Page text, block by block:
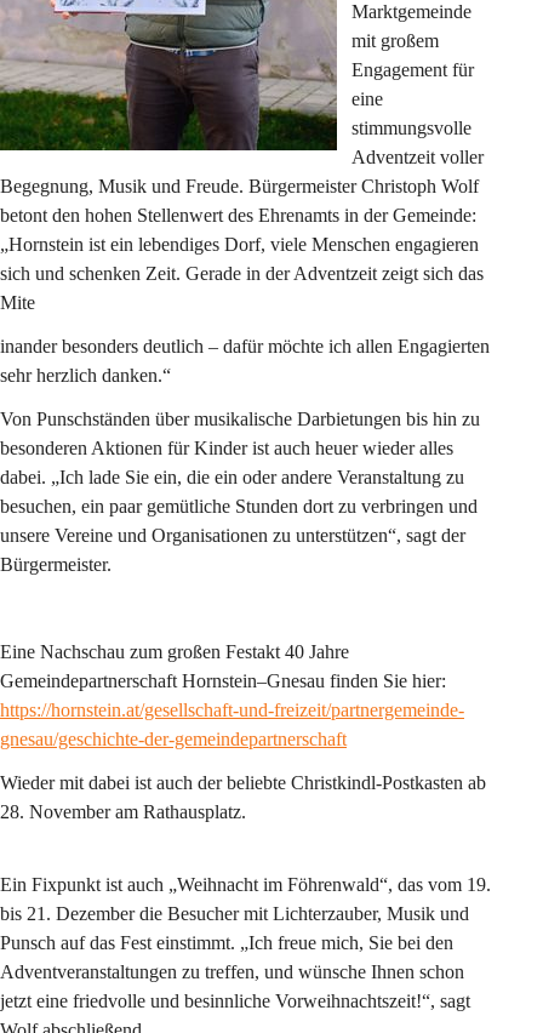
Marktgemeinde
mit großem
Engagement für
eine
stimmungsvolle
Adventzeit voller
Begegnung, Musik und Freude. Bürgermeister Christoph Wolf
betont den hohen Stellenwert des Ehrenamts in der Gemeinde:
„Hornstein ist ein lebendiges Dorf, viele Menschen engagieren
sich und schenken Zeit. Gerade in der Adventzeit zeigt sich das
Mite
inander besonders deutlich – dafür möchte ich allen Engagierten
sehr herzlich danken.“
Von Punschständen über musikalische Darbietungen bis hin zu
besonderen Aktionen für Kinder ist auch heuer wieder alles
dabei. „Ich lade Sie ein, die ein oder andere Veranstaltung zu
besuchen, ein paar gemütliche Stunden dort zu verbringen und
unsere Vereine und Organisationen zu unterstützen“, sagt der
Bürgermeister.
Eine Nachschau zum großen Festakt 40 Jahre
Gemeindepartnerschaft Hornstein–Gnesau finden Sie hier:
https://hornstein.at/gesellschaft-und-freizeit/partnergemeinde-
gnesau/geschichte-der-gemeindepartnerschaft
Wieder mit dabei ist auch der beliebte Christkindl-Postkasten ab
28. November am Rathausplatz.
Ein Fixpunkt ist auch „Weihnacht im Föhrenwald“, das vom 19.
bis 21. Dezember die Besucher mit Lichterzauber, Musik und
Punsch auf das Fest einstimmt. „Ich freue mich, Sie bei den
Adventveranstaltungen zu treffen, und wünsche Ihnen schon
jetzt eine friedvolle und besinnliche Vorweihnachtszeit!“, sagt